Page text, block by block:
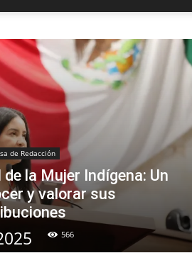
Oaxaca
de Redacción
la Mujer Indígena: Un
y valorar sus
566